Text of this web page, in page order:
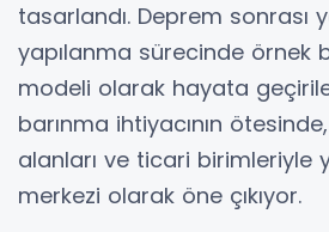
tasarlandı. Deprem sonrası
yapılanma sürecinde örnek
modeli olarak hayata
barınma ihtiyacının
alanları ve ticari birimleriyle
merkezi olarak öne çıkıyor.